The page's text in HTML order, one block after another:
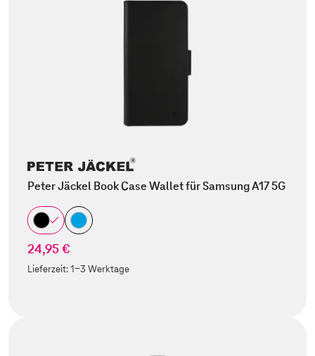
Peter Jäckel Book Case Wallet für Samsung A17 5G
24,95 €
Lieferzeit:1-3 Werktage